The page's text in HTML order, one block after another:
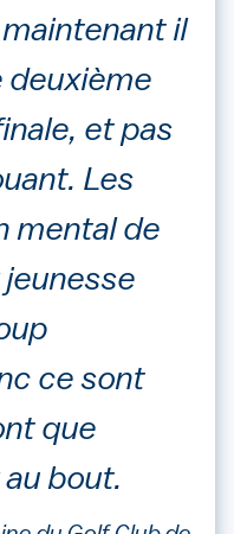
il
deuxième
et pas
Les
mental de
ce sont
que
bout.